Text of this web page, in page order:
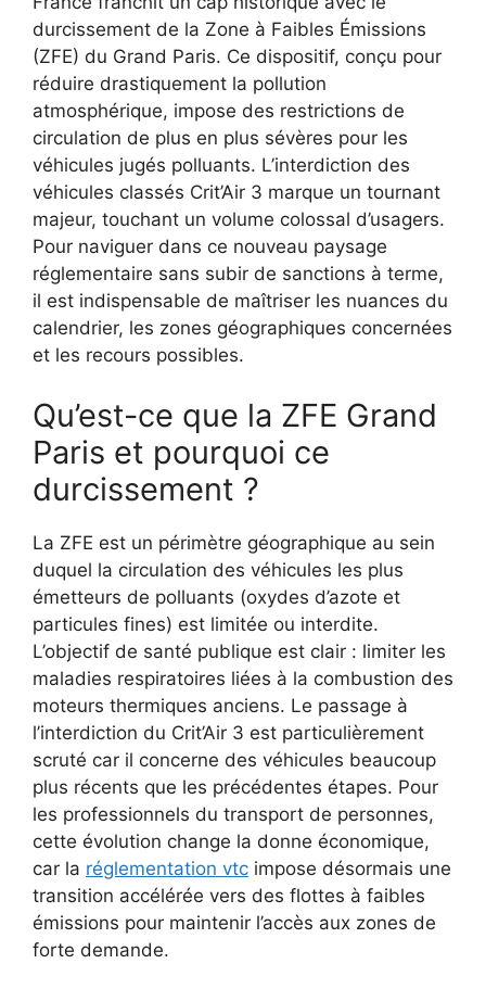
durcissement de la Zone à Faibles Émissions
(ZFE) du Grand Paris. Ce dispositif, conçu pour
réduire drastiquement la pollution
atmosphérique, impose des restrictions de
circulation de plus en plus sévères pour les
véhicules jugés polluants. L’interdiction des
véhicules classés Crit’Air 3 marque un tournant
majeur, touchant un volume colossal d’usagers.
Pour naviguer dans ce nouveau paysage
réglementaire sans subir de sanctions à terme,
il est indispensable de maîtriser les nuances du
calendrier, les zones géographiques concernées
et les recours possibles.
Qu’est-ce que la ZFE Grand
Paris et pourquoi ce
durcissement ?
La ZFE est un périmètre géographique au sein
duquel la circulation des véhicules les plus
émetteurs de polluants (oxydes d’azote et
particules fines) est limitée ou interdite.
L’objectif de santé publique est clair : limiter les
maladies respiratoires liées à la combustion des
moteurs thermiques anciens. Le passage à
l’interdiction du Crit’Air 3 est particulièrement
scruté car il concerne des véhicules beaucoup
plus récents que les précédentes étapes. Pour
les professionnels du transport de personnes,
cette évolution change la donne économique,
car la réglementation vtc impose désormais une
transition accélérée vers des flottes à faibles
émissions pour maintenir l’accès aux zones de
forte demande.